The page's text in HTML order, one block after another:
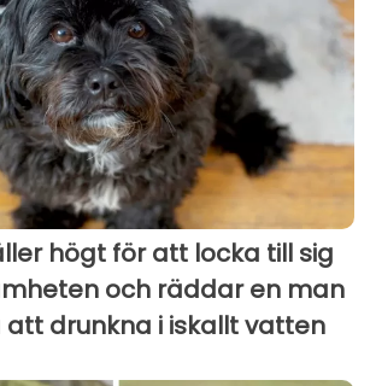
högt för att locka till sig
och räddar en man
att drunkna i iskallt vatten